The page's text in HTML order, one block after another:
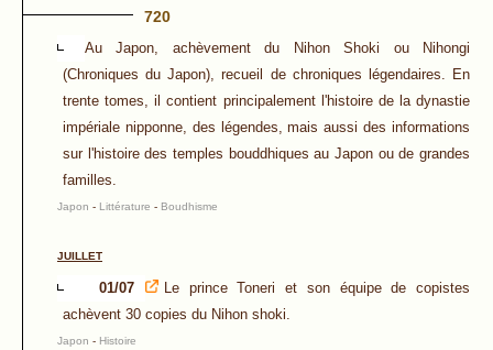
720
Au Japon, achèvement du Nihon Shoki ou Nihongi
(Chroniques du Japon), recueil de chroniques légendaires. En
trente tomes, il contient principalement l'histoire de la dynastie
impériale nipponne, des légendes, mais aussi des informations
sur l'histoire des temples bouddhiques au Japon ou de grandes
familles.
Japon - Littérature - Boudhisme
JUILLET
01/07
Le prince Toneri et son équipe de copistes
achèvent 30 copies du Nihon shoki.
Japon - Histoire